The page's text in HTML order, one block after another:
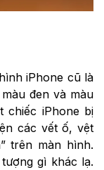
iPhone cũ là
đen và màu
chiếc iPhone bị
các vết ố, vệt
trên màn hình.
gì khác lạ.